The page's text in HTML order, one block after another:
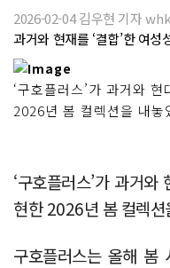
2026-02-04 김우현 기자
과거와 현재를 ‘결합’한 여성
‘구호플러스’가 과거와
2026년 봄 컬렉션을 내놓
‘구호플러스’가 과거
현한 2026년 봄 컬렉션
구호플러스는 올해 봄